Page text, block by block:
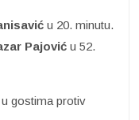
u 20. minutu.
Pajović u 52.
gostima protiv